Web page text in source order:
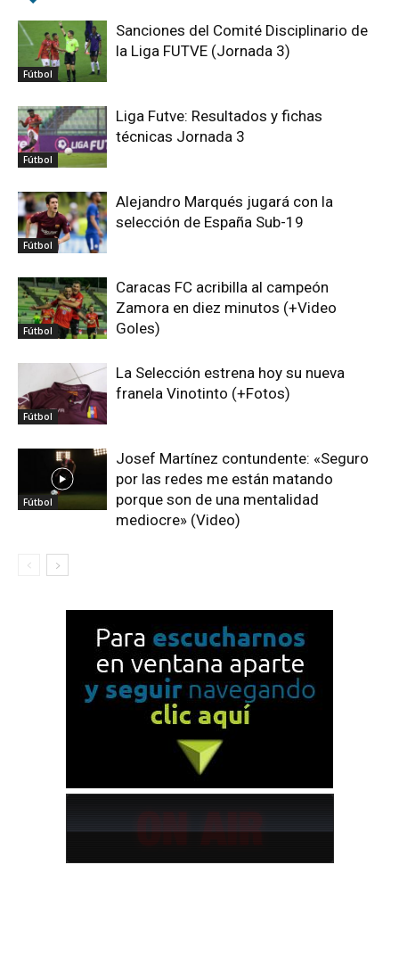
Fútbol
Sanciones del Comité Disciplinario de
la Liga FUTVE (Jornada 3)
Fútbol
Liga Futve: Resultados y fichas
técnicas Jornada 3
Fútbol
Alejandro Marqués jugará con la
selección de España Sub-19
Fútbol
Caracas FC acribilla al campeón
Zamora en diez minutos (+Video
Goles)
Fútbol
La Selección estrena hoy su nueva
franela Vinotinto (+Fotos)
Fútbol
Josef Martínez contundente: «Seguro
por las redes me están matando
porque son de una mentalidad
mediocre» (Video)